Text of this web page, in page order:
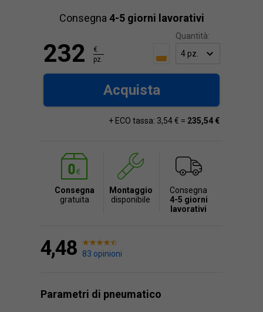
Consegna 4-5 giorni lavorativi
Quantità:
232
€
pz.
Acquista
+ ECO tassa: 3,54 € = 235,54 €
Consegna
gratuita
Montaggio
disponibile
Consegna
4-5 giorni
lavorativi
4,48 83 opinioni
Parametri di pneumatico